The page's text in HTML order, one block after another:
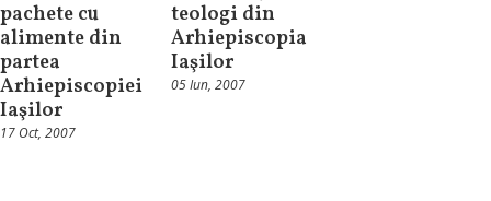
pachete cu
alimente din
partea
Arhiepiscopiei
Iaşilor
17 Oct, 2007
teologi din
Arhiepiscopia
Iaşilor
05 Iun, 2007